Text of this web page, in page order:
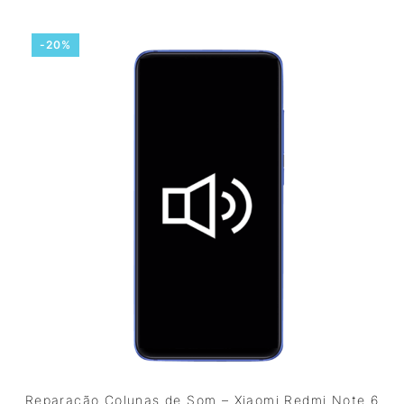
-20%
Reparação Colunas de Som – Xiaomi Redmi Note 6